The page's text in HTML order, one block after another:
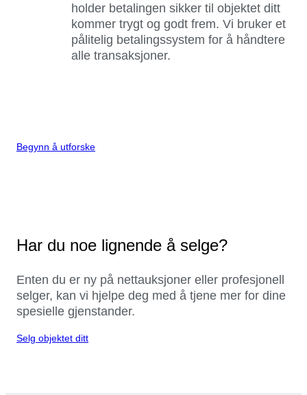
holder betalingen sikker til objektet ditt
kommer trygt og godt frem. Vi bruker et
pålitelig betalingssystem for å håndtere
alle transaksjoner.
Begynn å utforske
Har du noe lignende å selge?
Enten du er ny på nettauksjoner eller profesjonell
selger, kan vi hjelpe deg med å tjene mer for dine
spesielle gjenstander.
Selg objektet ditt